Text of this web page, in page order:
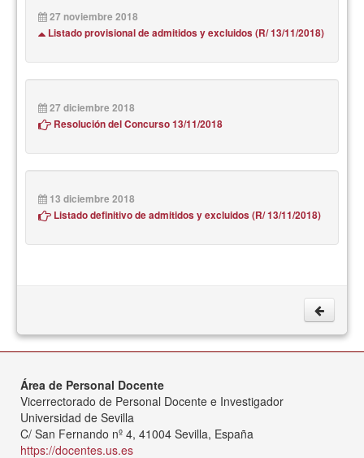
27 noviembre 2018
Listado provisional de admitidos y excluidos (R/ 13/11/2018)
27 diciembre 2018
Resolución del Concurso 13/11/2018
13 diciembre 2018
Listado definitivo de admitidos y excluidos (R/ 13/11/2018)
Área de Personal Docente
Vicerrectorado de Personal Docente e Investigador
Universidad de Sevilla
C/ San Fernando nº 4, 41004 Sevilla, España
https://docentes.us.es